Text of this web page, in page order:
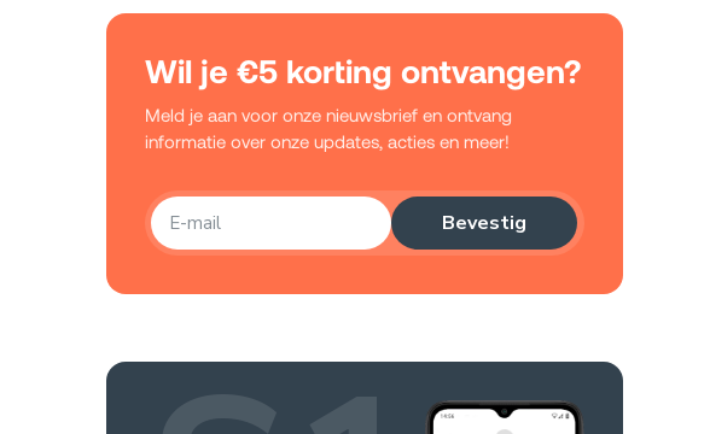
Wil je €5 korting ontvangen?
Meld je aan voor onze nieuwsbrief en ontvang
informatie over onze updates, acties en meer!
Bevestig